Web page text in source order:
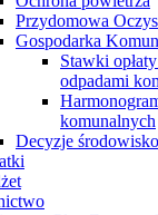
Przydomowa
Gospodarka
Stawki
odpadami
komunalnych
Decyzje